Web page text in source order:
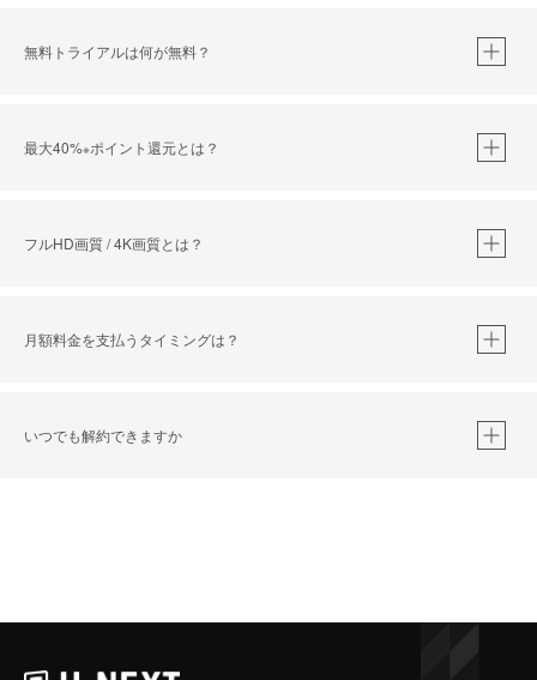
無料トライアルは何が無料？
最大40%※ポイント還元とは？
※40％ポイント還元の対象は、クレジットカード決済による作品の購入 / レンタルです。
iOSアプリのUコイン決済による作品の購入 / レンタルは、20％のポイント還元です。
フルHD画質 / 4K画質とは？
月額料金を支払うタイミングは？
いつでも解約できますか